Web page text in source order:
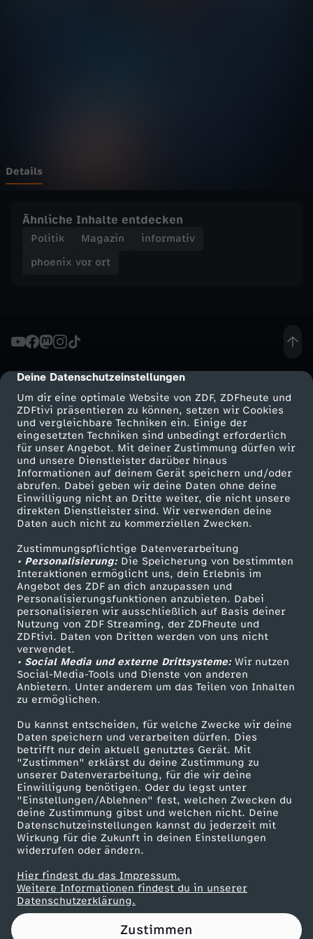
cmp-dialog-description
Deine Datenschutzeinstellungen
Um dir eine optimale Website von ZDF, ZDFheute und
ZDFtivi präsentieren zu können, setzen wir Cookies
und vergleichbare Techniken ein. Einige der
eingesetzten Techniken sind unbedingt erforderlich
für unser Angebot. Mit deiner Zustimmung dürfen wir
und unsere Dienstleister darüber hinaus
Informationen auf deinem Gerät speichern und/oder
abrufen. Dabei geben wir deine Daten ohne deine
Einwilligung nicht an Dritte weiter, die nicht unsere
direkten Dienstleister sind. Wir verwenden deine
Daten auch nicht zu kommerziellen Zwecken.
Zustimmungspflichtige Datenverarbeitung
• Personalisierung:Die Speicherung von bestimmten
Interaktionen ermöglicht uns, dein Erlebnis im
Angebot des ZDF an dich anzupassen und
Personalisierungsfunktionen anzubieten. Dabei
personalisieren wir ausschließlich auf Basis deiner
Nutzung von ZDF Streaming, der ZDFheute und
ZDFtivi. Daten von Dritten werden von uns nicht
verwendet.
• Social Media und externe Drittsysteme:Wir nutzen
Social-Media-Tools und Dienste von anderen
Anbietern. Unter anderem um das Teilen von Inhalten
zu ermöglichen.
Du kannst entscheiden, für welche Zwecke wir deine
Daten speichern und verarbeiten dürfen. Dies
betrifft nur dein aktuell genutztes Gerät. Mit
"Zustimmen" erklärst du deine Zustimmung zu
unserer Datenverarbeitung, für die wir deine
Einwilligung benötigen. Oder du legst unter
"Einstellungen/Ablehnen" fest, welchen Zwecken du
deine Zustimmung gibst und welchen nicht. Deine
Datenschutzeinstellungen kannst du jederzeit mit
Wirkung für die Zukunft in deinen Einstellungen
widerrufen oder ändern.
Hier findest du das Impressum.
Weitere Informationen findest du in unserer
Datenschutzerklärung.
Zustimmen
t
K
l
i
t
i
o
n
s
a
u
s
s
c
h
u
s
s
:
"
Details
Ähnliche Inhalte entdecken
Politik Magazin
informativ
phoenix vor ort
Mehr ZDF
ZDF-Apps
Smart TV
ZDFtext
Livestreams
Sendungen A-Z
TV-Programm
Service
ZDFmitreden
Kontakt zum ZDF
Tickets
Zuschauerservice
Hilfe
ZDF Unternehmen
Karriere
ZDF goes Schule
Werbefernsehen
Mainzelmännchen
Partner